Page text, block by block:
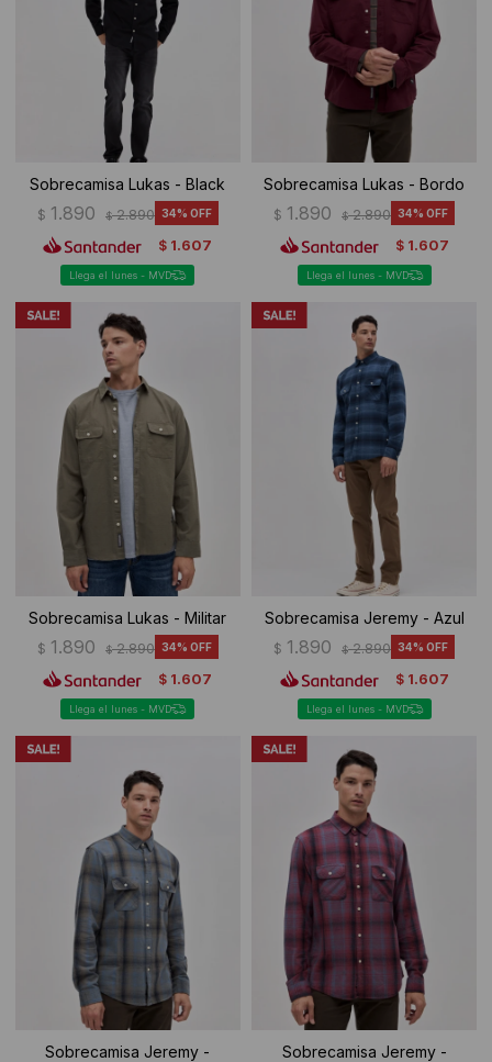
Sobrecamisa Lukas - Black
$ 1.890 $ 2.890 34
$ 1.607
Llega el lunes - MVD
Sobrecamisa Lukas - Bordo
$ 1.890 $ 2.890 34
$ 1.607
Llega el lunes - MVD
Sobrecamisa Lukas - Militar
$ 1.890 $ 2.890 34
$ 1.607
Llega el lunes - MVD
Sobrecamisa Jeremy - Azul
$ 1.890 $ 2.890 34
$ 1.607
Llega el lunes - MVD
Sobrecamisa Jeremy -
Sobrecamisa Jeremy -